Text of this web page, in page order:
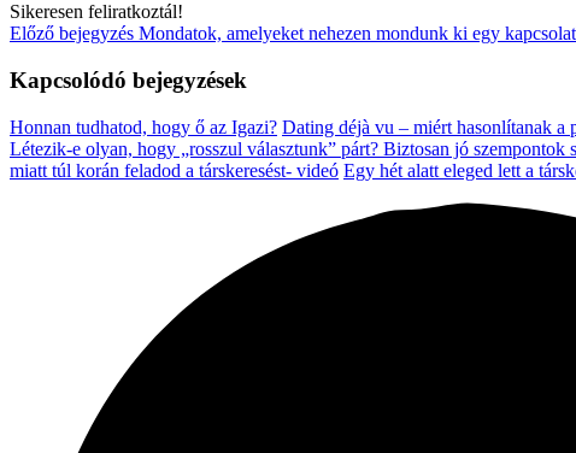
Sikeresen feliratkoztál!
Előző bejegyzés Mondatok, amelyeket nehezen mondunk ki egy
Kapcsolódó bejegyzések
Honnan tudhatod, hogy ő az Igazi? Dating déjà vu – miért hasonlítanak a
Létezik-e olyan, hogy „rosszul választunk” párt? Biztosan jó szempontok
miatt túl korán feladod a társkeresést- videó Egy hét alatt eleged lett a